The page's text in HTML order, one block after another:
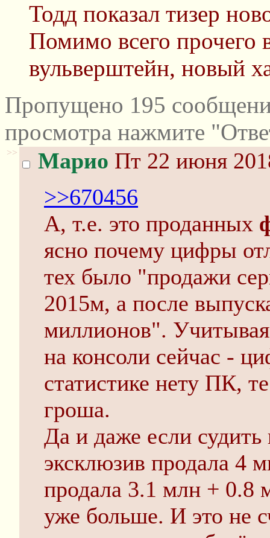
Тодд показал тизер
Помимо всего
вульверштейн, новый
Пропущено 195
просмотра нажмите
>> Марио Пт 22 июня
>>670456
А, т.е. это проданных
ясно почему цифры
тех было "продажи
2015м, а после
миллионов".
на консоли сейчас -
статистике нету ПК,
гроша.
Да и даже если
эксклюзив продала 4
продала 3.1 млн + 0.8
уже больше. И это не